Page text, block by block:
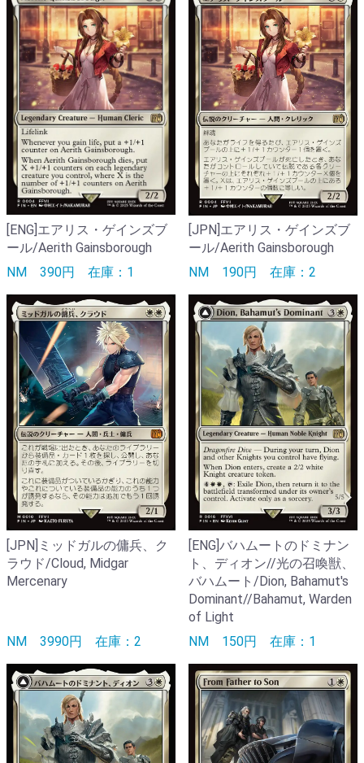
[ENG]エアリス・ゲインズブ
ール/Aerith Gainsborough
NM 390円 在庫：1
[JPN]エアリス・ゲインズブ
ール/Aerith Gainsborough
NM 190円 在庫：2
[JPN]ミッドガルの傭兵、ク
ラウド/Cloud, Midgar
Mercenary
NM 3990円 在庫：2
[ENG]バハムートのドミナン
ト、ディオン//光の召喚獣、
バハムート/Dion, Bahamut's
Dominant//Bahamut, Warden
of Light
NM 150円 在庫：1